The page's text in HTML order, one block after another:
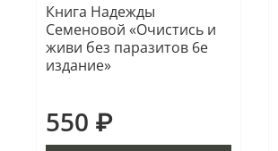
Книга Надежды
Семеновой «Очистись и
живи без паразитов 6е
издание»
550 ₽